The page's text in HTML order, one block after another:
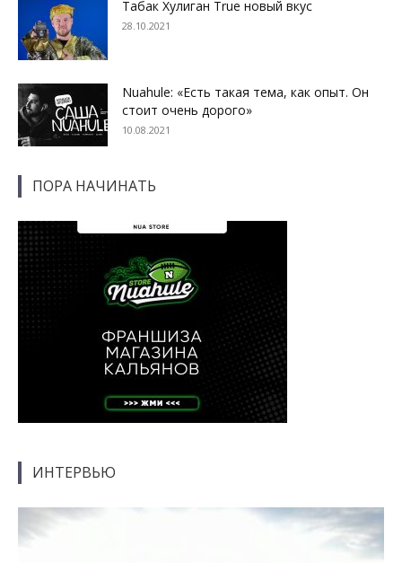
Табак Хулиган True новый вкус
28.10.2021
Nuahule: «Есть такая тема, как опыт. Он
стоит очень дорого»
10.08.2021
ПОРА НАЧИНАТЬ
ИНТЕРВЬЮ